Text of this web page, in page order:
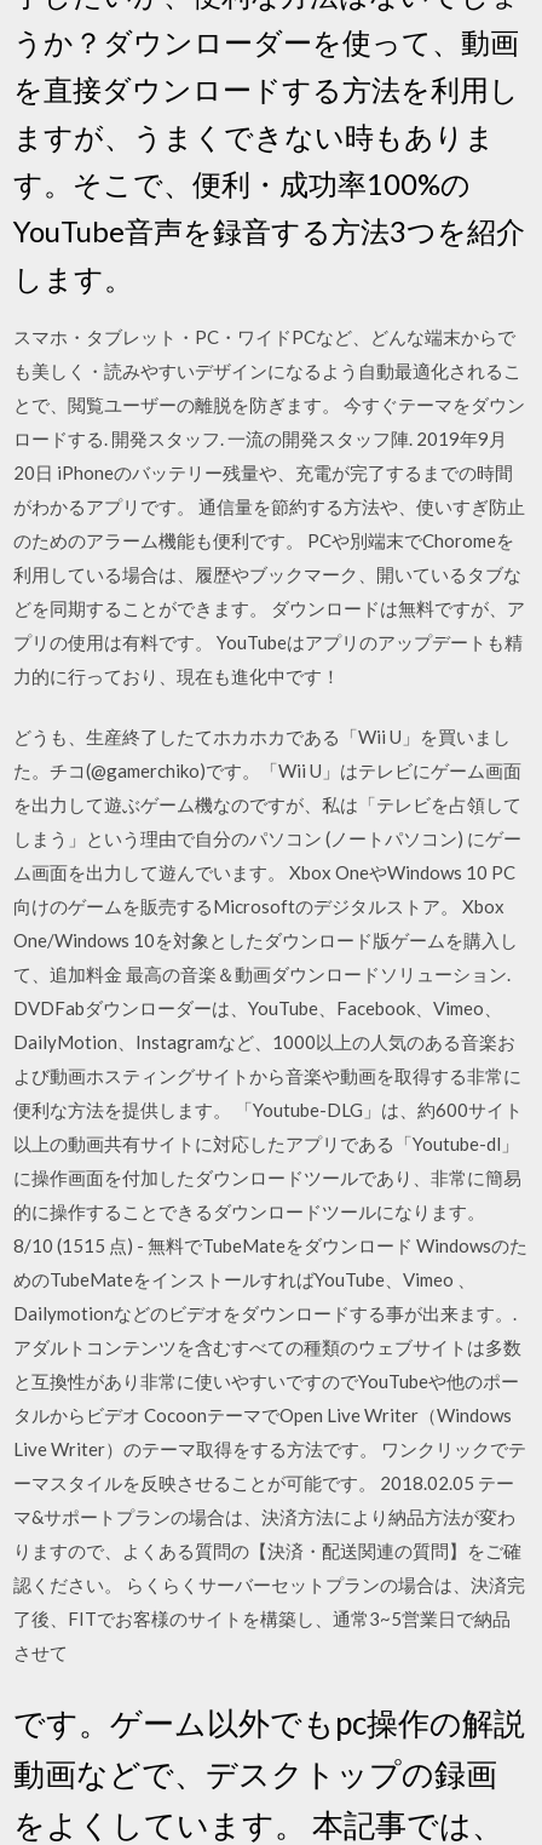
うか？ダウンローダーを使って、動画
を直接ダウンロードする方法を利用し
ますが、うまくできない時もありま
す。そこで、便利・成功率100%の
YouTube音声を録音する方法3つを紹介
します。
スマホ・タブレット・PC・ワイドPCなど、どんな端末からで
も美しく・読みやすいデザインになるよう自動最適化されるこ
とで、閲覧ユーザーの離脱を防ぎます。 今すぐテーマをダウン
ロードする. 開発スタッフ. 一流の開発スタッフ陣. 2019年9月
20日 iPhoneのバッテリー残量や、充電が完了するまでの時間
がわかるアプリです。 通信量を節約する方法や、使いすぎ防止
のためのアラーム機能も便利です。 PCや別端末でChoromeを
利用している場合は、履歴やブックマーク、開いているタブな
どを同期することができます。 ダウンロードは無料ですが、ア
プリの使用は有料です。 YouTubeはアプリのアップデートも精
力的に行っており、現在も進化中です！
どうも、生産終了したてホカホカである「Wii U」を買いまし
た。チコ(@gamerchiko)です。「Wii U」はテレビにゲーム画面
を出力して遊ぶゲーム機なのですが、私は「テレビを占領して
しまう」という理由で自分のパソコン (ノートパソコン) にゲー
ム画面を出力して遊んでいます。 Xbox OneやWindows 10 PC
向けのゲームを販売するMicrosoftのデジタルストア。 Xbox
One/Windows 10を対象としたダウンロード版ゲームを購入し
て、追加料金 最高の音楽＆動画ダウンロードソリューション.
DVDFabダウンローダーは、YouTube、Facebook、Vimeo、
DailyMotion、Instagramなど、1000以上の人気のある音楽お
よび動画ホスティングサイトから音楽や動画を取得する非常に
便利な方法を提供します。 「Youtube-DLG」は、約600サイト
以上の動画共有サイトに対応したアプリである「Youtube-dl」
に操作画面を付加したダウンロードツールであり、非常に簡易
的に操作することできるダウンロードツールになります。
8/10 (1515 点) - 無料でTubeMateをダウンロード Windowsのた
めのTubeMateをインストールすればYouTube、Vimeo 、
Dailymotionなどのビデオをダウンロードする事が出来ます。.
アダルトコンテンツを含むすべての種類のウェブサイトは多数
と互換性があり非常に使いやすいですのでYouTubeや他のポー
タルからビデオ CocoonテーマでOpen Live Writer（Windows
Live Writer）のテーマ取得をする方法です。 ワンクリックでテ
ーマスタイルを反映させることが可能です。 2018.02.05 テー
マ&サポートプランの場合は、決済方法により納品方法が変わ
りますので、よくある質問の【決済・配送関連の質問】をご確
認ください。 らくらくサーバーセットプランの場合は、決済完
了後、FITでお客様のサイトを構築し、通常3~5営業日で納品
させて
です。ゲーム以外でもpc操作の解説
動画などで、デスクトップの録画
をよくしています。 本記事では、